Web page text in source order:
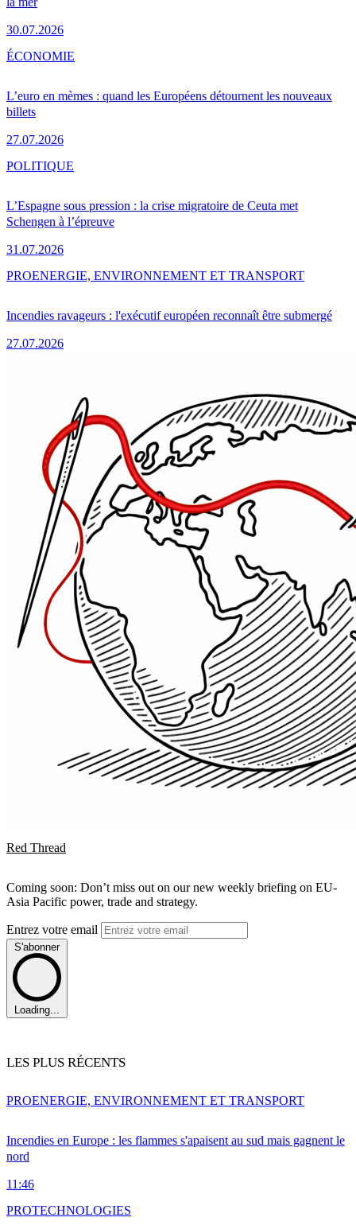
30.07.2026
L’euro en mèmes : quand les Européens détournent les nouveaux
billets
27.07.2026
ÉCONOMIE
L’Espagne sous pression : la crise migratoire de Ceuta met
Schengen à l’épreuve
31.07.2026
POLITIQUE
Incendies ravageurs : l'exécutif européen reconnaît être submergé
27.07.2026
PROENERGIE, ENVIRONNEMENT ET TRANSPORT
Red Thread
Coming soon: Don’t miss out on our new weekly briefing on EU-
Asia Pacific power, trade and strategy.
Entrez votre email
S'abonner
Loading...
LES PLUS RÉCENTS
Incendies en Europe : les flammes s'apaisent au sud mais gagnent le
nord
11:46
PROENERGIE, ENVIRONNEMENT ET TRANSPORT
PROTECHNOLOGIES